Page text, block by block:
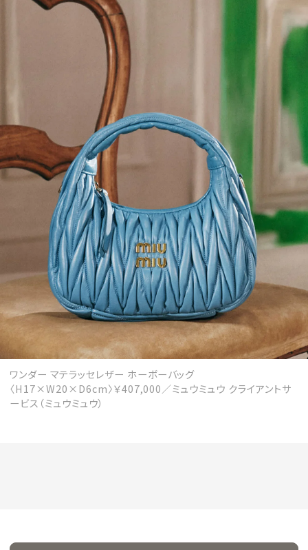
ワンダー マテラッセレザー ホーボーバッグ
〈H17×W20×D6cm〉￥407,000／ミュウミュウ クライアントサ
ービス（ミュウミュウ）